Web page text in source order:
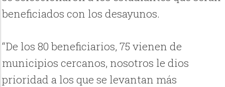
beneficiados con los desayunos.
“De los 80 beneficiarios, 75 vienen de
municipios cercanos, nosotros le dios
prioridad a los que se levantan más